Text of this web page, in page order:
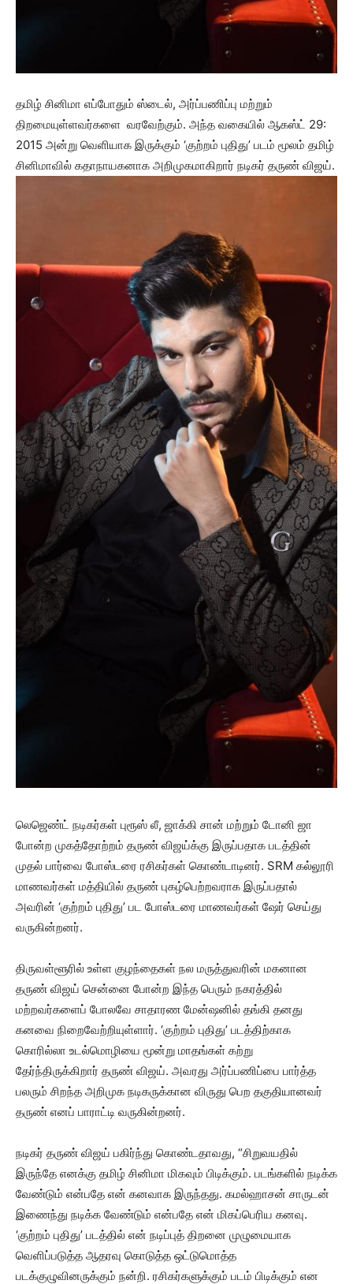
தமிழ் சினிமா எப்போதும் ஸ்டைல், அர்ப்பணிப்பு மற்றும்
திறமையுள்ளவர்களை வரவேற்கும். அந்த வகையில் ஆகஸ்ட் 29:
2015 அன்று வெளியாக இருக்கும் ‘குற்றம் புதிது’ படம் மூலம் தமிழ்
சினிமாவில் கதாநாயகனாக அறிமுகமாகிறார் நடிகர் தருண் விஜய்.
லெஜெண்ட் நடிகர்கள் புரூஸ் லீ, ஜாக்கி சான் மற்றும் டோனி ஜா
போன்ற முகத்தோற்றம் தருண் விஜய்க்கு இருப்பதாக படத்தின்
முதல் பார்வை போஸ்டரை ரசிகர்கள் கொண்டாடினர். SRM கல்லூரி
மாணவர்கள் மத்தியில் தருண் புகழ்பெற்றவராக இருப்பதால்
அவரின் ‘குற்றம் புதிது’ பட போஸ்டரை மாணவர்கள் ஷேர் செய்து
வருகின்றனர்.
திருவள்ளூரில் உள்ள குழந்தைகள் நல மருத்துவரின் மகனான
தருண் விஜய் சென்னை போன்ற இந்த பெரும் நகரத்தில்
மற்றவர்களைப் போலவே சாதாரண மேன்ஷனில் தங்கி தனது
கனவை நிறைவேற்றியுள்ளார். ‘குற்றம் புதிது’ படத்திற்காக
கொரில்லா உடல்மொழியை மூன்று மாதங்கள் கற்று
தேர்ந்திருக்கிறார் தருண் விஜய். அவரது அர்ப்பணிப்பை பார்த்த
பலரும் சிறந்த அறிமுக நடிகருக்கான விருது பெற தகுதியானவர்
தருண் எனப் பாராட்டி வருகின்றனர்.
நடிகர் தருண் விஜய் பகிர்ந்து கொண்டதாவது, “சிறுவயதில்
இருந்தே எனக்கு தமிழ் சினிமா மிகவும் பிடிக்கும். படங்களில் நடிக்க
வேண்டும் என்பதே என் கனவாக இருந்தது. கமல்ஹாசன் சாருடன்
இணைந்து நடிக்க வேண்டும் என்பதே என் மிகப்பெரிய கனவு.
‘குற்றம் புதிது’ படத்தில் என் நடிப்புத் திறனை முழுமையாக
வெளிப்படுத்த ஆதரவு கொடுத்த ஒட்டுமொத்த
படக்குழுவினருக்கும் நன்றி. ரசிகர்களுக்கும் படம் பிடிக்கும் என